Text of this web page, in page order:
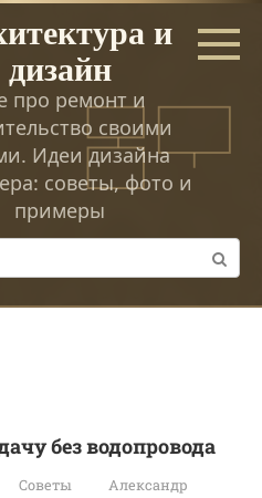
и
дизайн
про ремонт и
своими
Идеи дизайна
советы, фото и
примеры
без водопровода
Советы
Александр